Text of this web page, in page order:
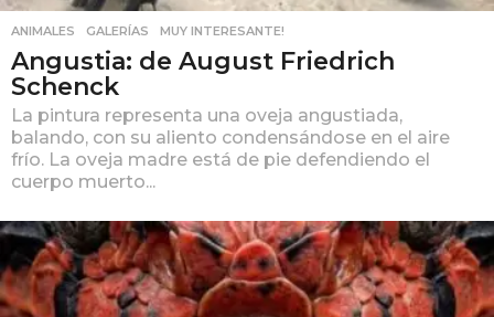
ANIMALES ,GALERÍAS ,MUY INTERESANTE!
Angustia: de August Friedrich
Schenck
La pintura representa una oveja angustiada,
balando, con su aliento condensándose en el aire
frío. La oveja madre está de pie defendiendo el
cuerpo muerto...